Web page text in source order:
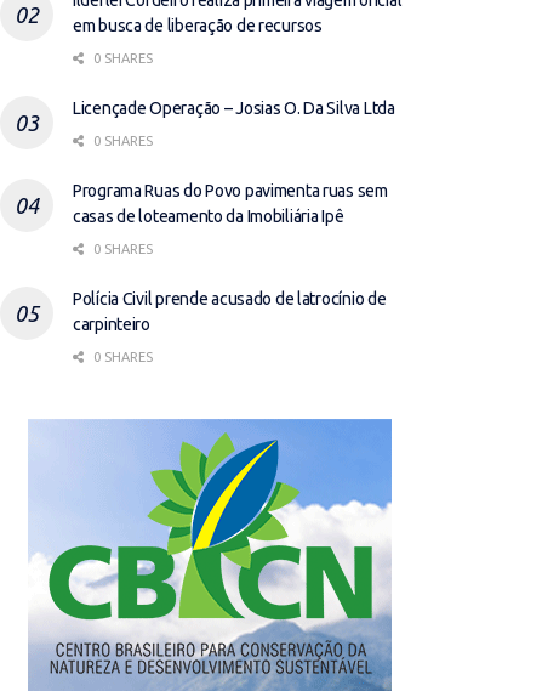
em busca de liberação de recursos
0 SHARES
Licençade Operação – Josias O. Da Silva Ltda
0 SHARES
Programa Ruas do Povo pavimenta ruas sem
casas de loteamento da Imobiliária Ipê
0 SHARES
Polícia Civil prende acusado de latrocínio de
carpinteiro
0 SHARES